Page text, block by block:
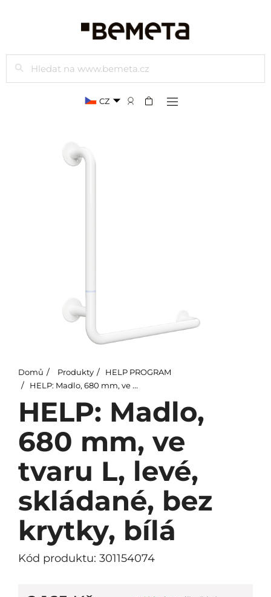
Hledat
CZ
Domů Produkty
HELP PROGRAM
HELP: Madlo, 680 mm, ve tvaru L, levé, skládané, bez krytky, bílá
HELP: Madlo,
680 mm, ve
tvaru L, levé,
skládané, bez
krytky, bílá
Kód produktu: 301154074